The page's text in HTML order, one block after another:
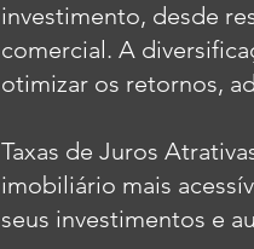
investimento, desde
comercial. A
otimizar os retornos,
Taxas de Juros
imobiliário mais
seus investimentos e